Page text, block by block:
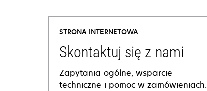
STRONA INTERNETOWA
Skontaktuj się z nami
Zapytania ogólne, wsparcie
techniczne i pomoc w zamówieniach.